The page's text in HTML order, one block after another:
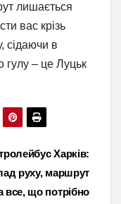
лишається
вас крізь
сідаючи в
гулу – це Луцьк
Харків:
руху, маршрут
все, що потрібно